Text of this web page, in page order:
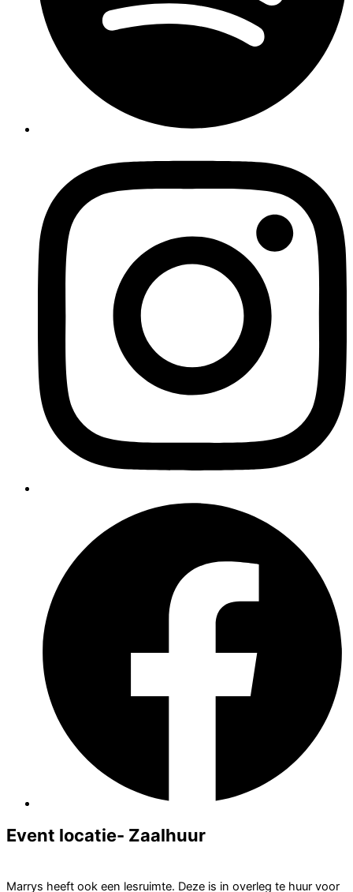
Event locatie- Zaalhuur
Marrys heeft ook een lesruimte. Deze is in overleg te huur voor